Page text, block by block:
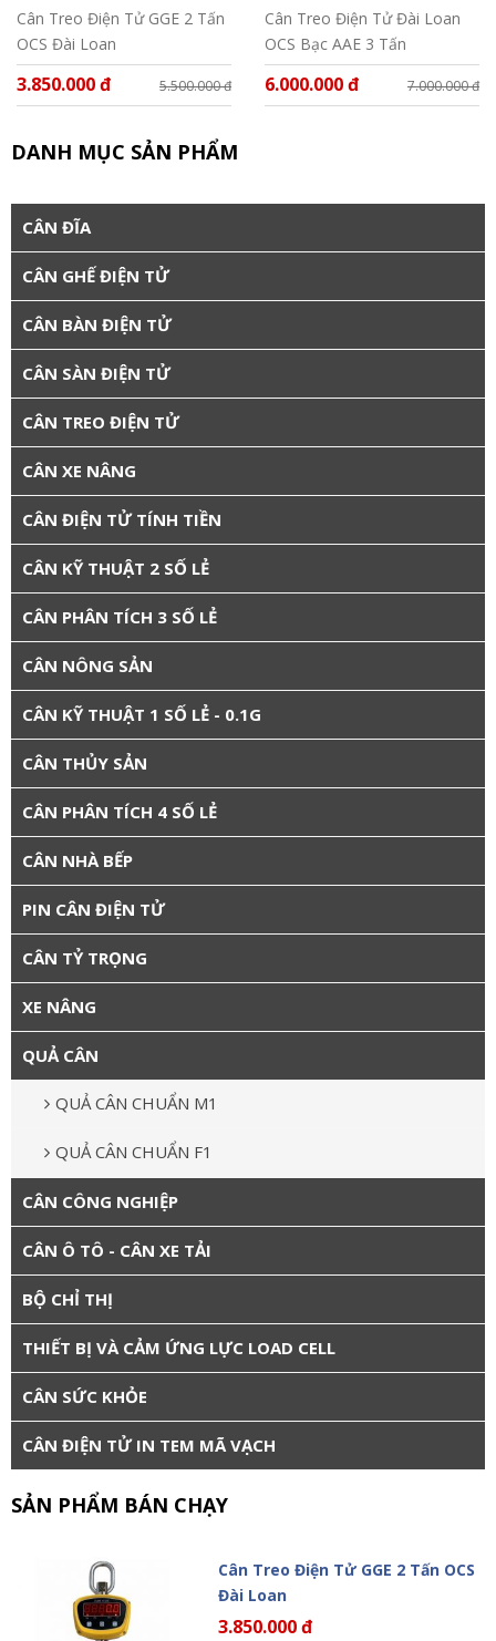
Cân Treo Điện Tử GGE 2 Tấn
OCS Đài Loan
3.850.000 đ 5.500.000 đ
Cân Treo Điện Tử Đài Loan
OCS Bạc AAE 3 Tấn
6.000.000 đ 7.000.000 đ
DANH MỤC SẢN PHẨM
CÂN ĐĨA
CÂN GHẾ ĐIỆN TỬ
CÂN BÀN ĐIỆN TỬ
CÂN SÀN ĐIỆN TỬ
CÂN TREO ĐIỆN TỬ
CÂN XE NÂNG
CÂN ĐIỆN TỬ TÍNH TIỀN
CÂN KỸ THUẬT 2 SỐ LẺ
CÂN PHÂN TÍCH 3 SỐ LẺ
CÂN NÔNG SẢN
CÂN KỸ THUẬT 1 SỐ LẺ - 0.1G
CÂN THỦY SẢN
CÂN PHÂN TÍCH 4 SỐ LẺ
CÂN NHÀ BẾP
PIN CÂN ĐIỆN TỬ
CÂN TỶ TRỌNG
XE NÂNG
QUẢ CÂN
QUẢ CÂN CHUẨN M1
QUẢ CÂN CHUẨN F1
CÂN CÔNG NGHIỆP
CÂN Ô TÔ - CÂN XE TẢI
BỘ CHỈ THỊ
THIẾT BỊ VÀ CẢM ỨNG LỰC LOAD CELL
CÂN SỨC KHỎE
CÂN ĐIỆN TỬ IN TEM MÃ VẠCH
SẢN PHẨM BÁN CHẠY
Cân Treo Điện Tử GGE 2 Tấn OCS
Đài Loan
3.850.000 đ